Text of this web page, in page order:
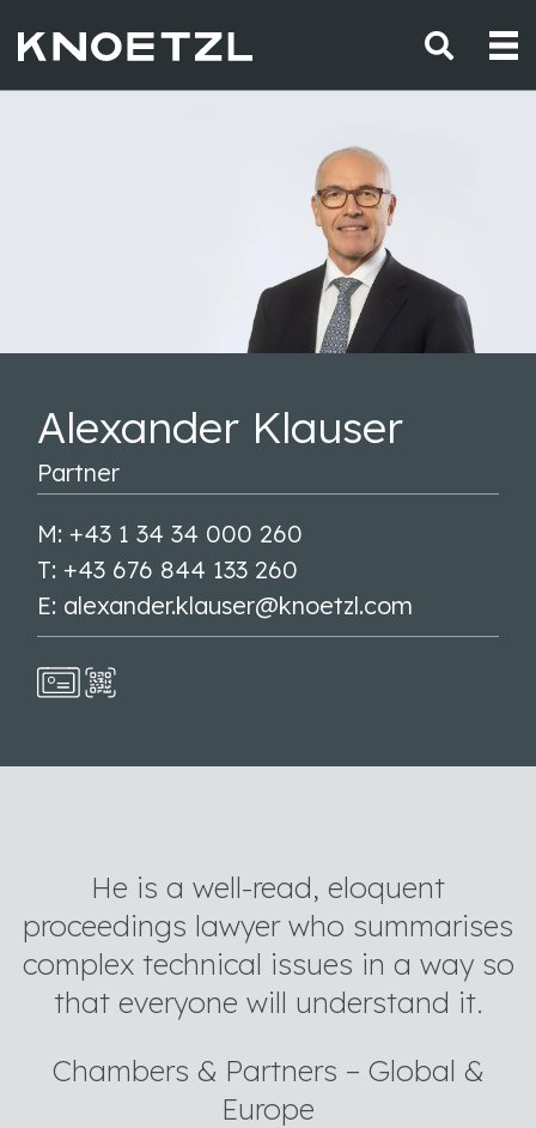
Alexander Klauser
Partner
M: +43 1 34 34 000 260
T: +43 676 844 133 260
E: alexander.klauser@knoetzl.com
He is a well-read, eloquent
proceedings lawyer who summarises
complex technical issues in a way so
that everyone will understand it.
Chambers & Partners – Global &
Europe